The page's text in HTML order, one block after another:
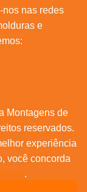
nas redes
e
Montagens de
reservados.
experiência
você concorda
.